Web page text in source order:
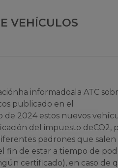
VEHÍCULOS
ha informadoa la ATC
publicado en el
de 2024 estos nuevos
del impuesto deCO2,
padrones que salen
fin de estar a tiempo de
certificado), en caso de